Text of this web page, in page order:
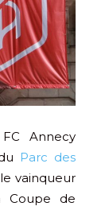
Annecy
Parc des
vainqueur
Coupe de